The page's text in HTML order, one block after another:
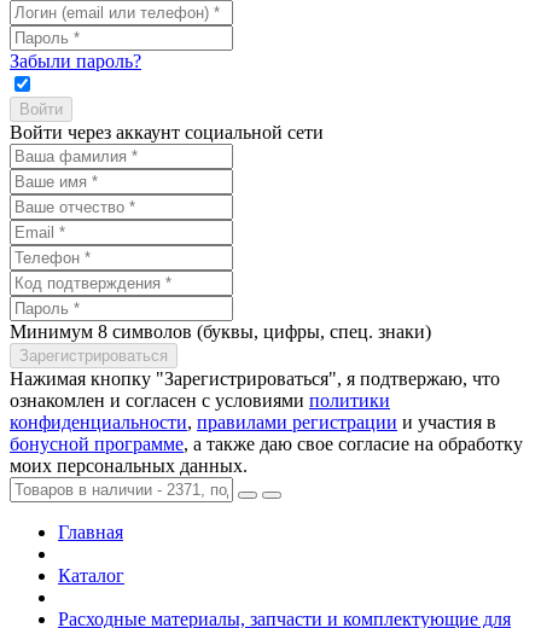
Забыли пароль?
Войти через аккаунт социальной сети
Минимум 8 символов (буквы, цифры, спец. знаки)
Нажимая кнопку "Зарегистрироваться", я подтвержаю, что
ознакомлен и согласен с условиями политики
конфиденциальности, правилами регистрации и участия в
бонусной программе, а также даю свое согласие на обработку
моих персональных данных.
Главная
Каталог
Расходные материалы, запчасти и комплектующие для